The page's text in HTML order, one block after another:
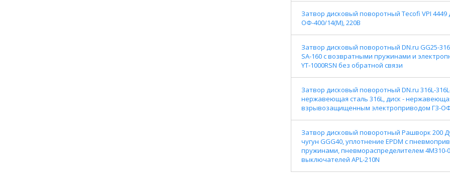
Затвор дисковый поворотный Tecofi VPI 4449
ОФ-400/14(М), 220В
Затвор дисковый поворотный DN.ru GG25-
SA-160 с возвратными пружинами и
YT-1000RSN без обратной связи
Затвор дисковый поворотный DN.ru 316L-
нержавеющая сталь 316L, диск -
взрывозащищенным электроприводом ГЗ-
Затвор дисковый поворотный Рашворк 200
чугун GGG40, уплотнение EPDM с
пружинами, пневмораспределителем 4M310-
выключателей APL-210N